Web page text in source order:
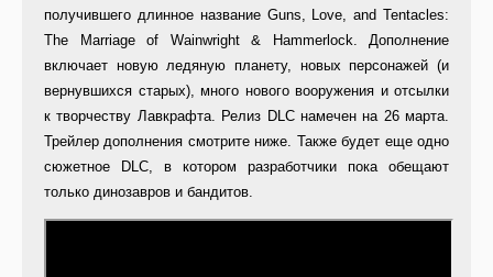
получившего длинное название Guns, Love, and Tentacles:
The Marriage of Wainwright & Hammerlock. Дополнение
включает новую ледяную планету, новых персонажей (и
вернувшихся старых), много нового вооружения и отсылки
к творчеству Лавкрафта. Релиз DLC намечен на 26 марта.
Трейлер дополнения смотрите ниже. Также будет еще одно
сюжетное DLC, в котором разработчики пока обещают
только динозавров и бандитов.